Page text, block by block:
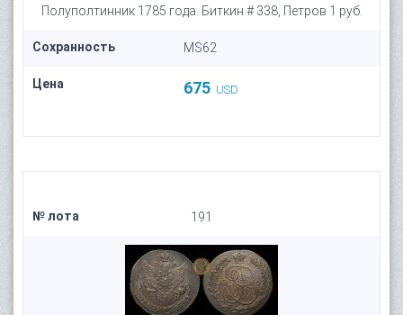
Полуполтинник 1785 года. Биткин # 338, Петров 1 руб.
Сохранность MS62
Цена 675 USD
№ лота 191